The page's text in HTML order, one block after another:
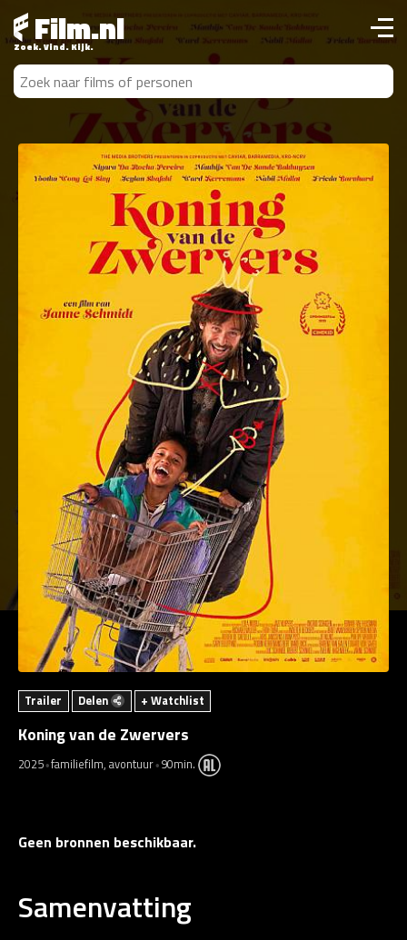
Film.nl
Zoek. Vind. Kijk.
Trailer Delen + Watchlist
Koning van de Zwervers
2025 familiefilm, avontuur 90min.
Geen bronnen beschikbaar.
Samenvatting